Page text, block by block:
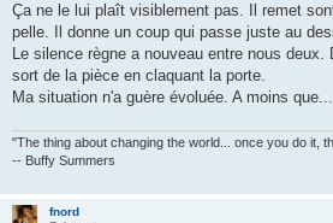
Ça ne le lui plaît visiblement pas. Il remet
pelle. Il donne un coup qui passe juste au
Le silence règne a nouveau entre nous deux.
sort de la pièce en claquant la porte.
Ma situation n'a guère évoluée. A moins que...
"The thing about changing the world... once you do it,
-- Buffy Summers
fnord